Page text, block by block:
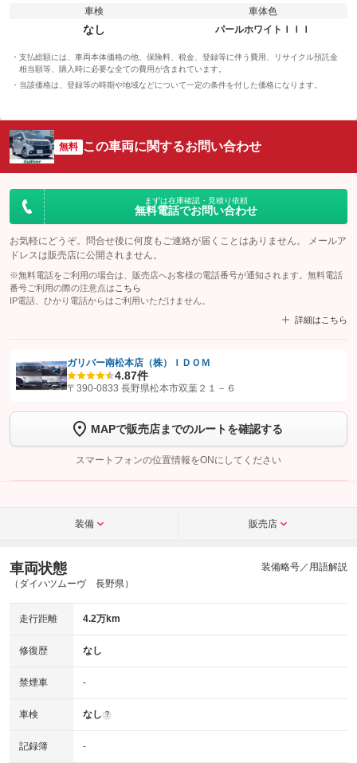
車検
なし
車体色
パールホワイトＩＩＩ
支払総額には、車両本体価格の他、保険料、税金、登録等に伴う費用、リサイクル預託金
相当額等、購入時に必要な全ての費用が含まれています。
当該価格は、登録等の時期や地域などについて一定の条件を付した価格になります。
無料 この車両に関するお問い合わせ
まずは在庫確認・見積り依頼
無料電話でお問い合わせ
お気軽にどうぞ。問合せ後に何度もご連絡が届くことはありません。 メールア
ドレスは販売店に公開されません。
※無料電話をご利用の場合は、販売店へお客様の電話番号が通知されます。無料電話
番号ご利用の際の注意点は こちら
IP電話、ひかり電話からはご利用いただけません。
詳細はこちら
【STEP1】認証画面でグーネットを友だち追加してから「許可する」ボタンを押
トーク画面で
ボタンをタップして問い合わせを
完了してください。
こちら
ガリバー南松本店（株）ＩＤＯＭ
4.87件
〒390-0833 長野県松本市双葉２１－６
MAPで販売店までのルートを確認する
スマートフォンの位置情報をONにしてください
装備 販売店
車両状態
（ダイハツムーヴ 長野県）
装備略号／用語解説
走行距離 4.2万km
修復歴 なし
禁煙車 -
車検 なし ?
記録簿 -